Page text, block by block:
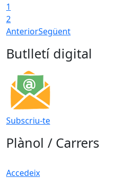
1
2
AnteriorSegüent
Butlletí digital
Subscriu-te
Plànol / Carrers
Accedeix